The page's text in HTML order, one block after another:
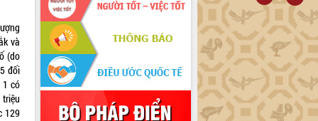
và
(do
đối
1 có
129